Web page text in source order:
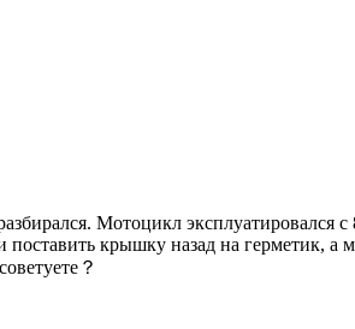
Мотоцикл эксплуатировался
крышку назад на герметик, а
？